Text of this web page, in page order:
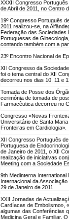
XXXII Congresso
de Abril de 2011, no Centro
19º Congresso Português
2011 realizou-se, na
Federação das
Portuguesas de
contando também com a
23º Encontro Nacional de
XII Congresso da
foi o tema central do XII
decorreu nos dias 10, 11 e
Tomada de Posse dos
cerimónia de tomada de
Farmacêutica decorreu no
Congresso «Novas
Universitário de Santa
Fronteiras em Cardiologia».
XII Congresso Português
Portuguesa de
de Janeiro de 2011, o XII
realização de iniciativas
Meeting com a Sociedade
9th Medinterna International
Internacional da
29 de Janeiro de 2011.
XXII Jornadas de
Cardíacas de Embolismo»,
algumas das Conferências
Medicina Geral e Familiar.